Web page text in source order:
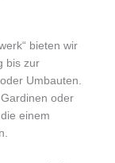
bieten wir
bis zur
Umbauten.
oder
einem